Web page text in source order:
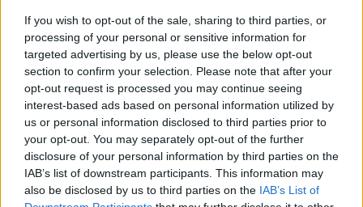
If you wish to opt-out of the sale, sharing to third parties, or
processing of your personal or sensitive information for
targeted advertising by us, please use the below opt-out
section to confirm your selection. Please note that after your
opt-out request is processed you may continue seeing
interest-based ads based on personal information utilized by
us or personal information disclosed to third parties prior to
your opt-out. You may separately opt-out of the further
disclosure of your personal information by third parties on the
IAB’s list of downstream participants. This information may
also be disclosed by us to third parties on the IAB’s List of
Rok:2026
Autor:Leon XIV
Pragnę wyrazić moją bliskość wobec
wszystkich, którzy cierpią z powodu ostatnich
ataków, skierowanych również przeciwko
ludności cywilnej. Wojna nie rozwiązuje
problemów, lecz je pogłębia. Nie buduje
bezpieczeństwa, lecz zwielokrotnia cierpienie i
nienawiść. Tam, gdzie spadają rakiety i drony,